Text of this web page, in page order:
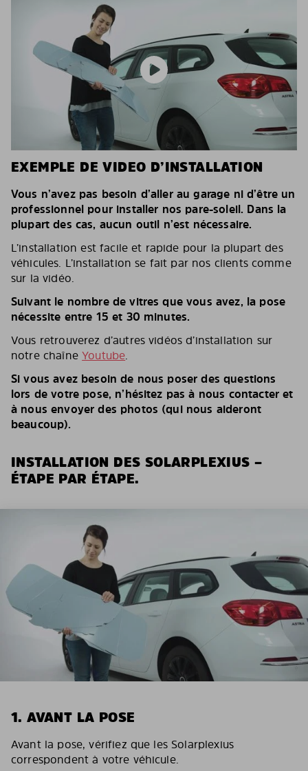
EXEMPLE DE VIDEO D’INSTALLATION
Vous n’avez pas besoin d’aller au garage ni d’être un
professionnel pour installer nos pare-soleil. Dans la
plupart des cas, aucun outil n’est nécessaire.
L’installation est facile et rapide pour la plupart des
véhicules. L’installation se fait par nos clients comme
sur la vidéo.
Suivant le nombre de vitres que vous avez, la pose
nécessite entre 15 et 30 minutes.
Vous retrouverez d’autres vidéos d’installation sur
notre chaîneYoutube.
Si vous avez besoin de nous poser des questions
lors de votre pose, n’hésitez pas à nous contacter et
à nous envoyer des photos (qui nous aideront
beaucoup).
INSTALLATION DES SOLARPLEXIUS –
ÉTAPE PAR ÉTAPE.
1. AVANT LA POSE
Avant la pose, vérifiez que les Solarplexius
correspondent à votre véhicule.